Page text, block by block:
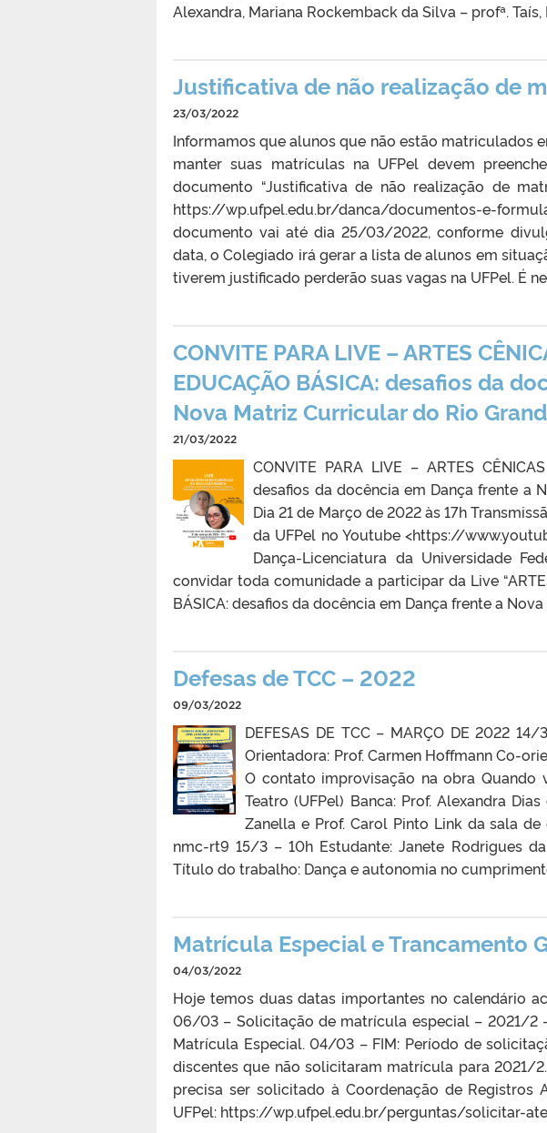
Alexandra, Mariana Rockemback da Silva – profª.
Justificativa de não realização de
23/03/2022
Informamos que alunos que não estão matriculados
manter suas matrículas na UFPel devem
documento “Justificativa de não realização de
https://wp.ufpel.edu.br/danca/documentos-e-
documento vai até dia 25/03/2022, conforme
data, o Colegiado irá gerar a lista de alunos em
tiverem justificado perderão suas vagas na UFPel. É
CONVITE PARA LIVE – ARTES
EDUCAÇÃO BÁSICA: desafios da
Nova Matriz Curricular do Rio
21/03/2022
CONVITE PARA LIVE – ARTES
desafios da docência em Dança frente a
Dia 21 de Março de 2022 às 17h
da UFPel no Youtube <https://
Dança-Licenciatura da Universidade
convidar toda comunidade a participar da Live
BÁSICA: desafios da docência em Dança frente a
Defesas de TCC – 2022
09/03/2022
DEFESAS DE TCC – MARÇO DE 2022
Orientadora: Prof. Carmen Hoffmann Co-
O contato improvisação na obra
Teatro (UFPel) Banca: Prof. Alexandra
Zanella e Prof. Carol Pinto Link da sala
nmc-rt9 15/3 – 10h Estudante: Janete Rodrigues
Título do trabalho: Dança e autonomia no
Matrícula Especial e Trancamento
04/03/2022
Hoje temos duas datas importantes no calendário
06/03 – Solicitação de matrícula especial – 2021/2
Matrícula Especial. 04/03 – FIM: Período de
discentes que não solicitaram matrícula para 2021/
precisa ser solicitado à Coordenação de Registros
UFPel: https://wp.ufpel.edu.br/perguntas/solicitar-